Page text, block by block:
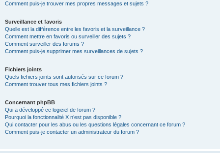
Comment puis-je trouver mes propres messages et sujets ?
Surveillance et favoris
Quelle est la différence entre les favoris et la surveillance ?
Comment mettre en favoris ou surveiller des sujets ?
Comment surveiller des forums ?
Comment puis-je supprimer mes surveillances de sujets ?
Fichiers joints
Quels fichiers joints sont autorisés sur ce forum ?
Comment trouver tous mes fichiers joints ?
Concernant phpBB
Qui a développé ce logiciel de forum ?
Pourquoi la fonctionnalité X n’est pas disponible ?
Qui contacter pour les abus ou les questions légales concernant ce forum ?
Comment puis-je contacter un administrateur du forum ?